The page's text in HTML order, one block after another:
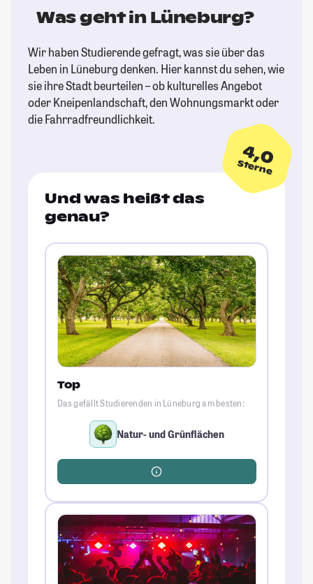
Was geht in Lüneburg?
Wir haben Studierende gefragt, was sie über das
Leben in Lüneburg denken. Hier kannst du sehen, wie
sie ihre Stadt beurteilen – ob kulturelles Angebot
oder Kneipenlandschaft, den Wohnungsmarkt oder
die Fahrradfreundlichkeit.
4,0
Sterne
Und was heißt das
genau?
Top
Das gefällt Studierenden in Lüneburg am besten:
Natur- und Grünflächen